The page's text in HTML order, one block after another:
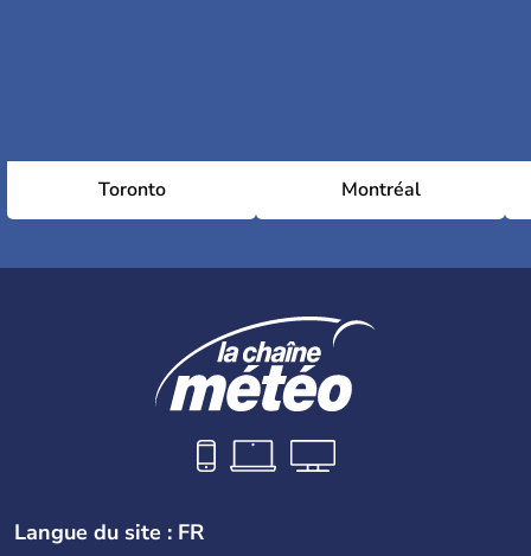
Toronto Montréal
Langue du site : FR